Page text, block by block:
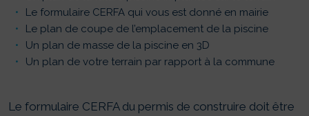
Le formulaire CERFA qui vous est donné en mairie
Le plan de coupe de l’emplacement de la piscine
Un plan de masse de la piscine en 3D
Un plan de votre terrain par rapport à la commune
Le formulaire CERFA du permis de construire doit être